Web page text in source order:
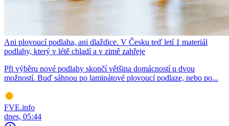
Ani plovoucí podlaha, ani dlaždice. V Česku teď letí 1 materiál
podlahy, který v létě chladí a v zimě zahřeje
Při výběru nové podlahy skončí většina domácností u dvou
možností. Buď sáhnou po laminátové plovoucí podlaze, nebo po...
FVE.info
dnes, 05:44